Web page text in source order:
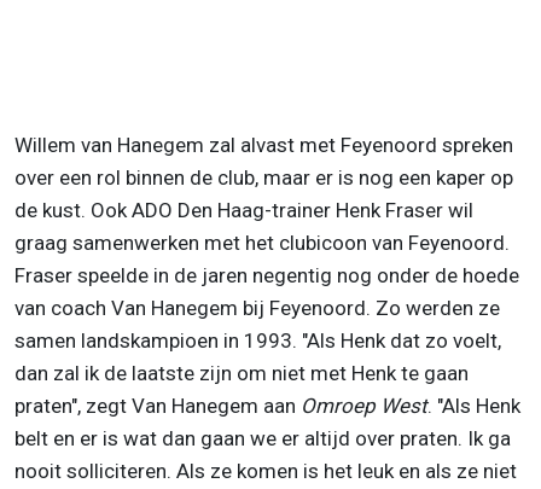
Willem van Hanegem zal alvast met Feyenoord spreken
over een rol binnen de club, maar er is nog een kaper op
de kust. Ook ADO Den Haag-trainer Henk Fraser wil
graag samenwerken met het clubicoon van Feyenoord.
Fraser speelde in de jaren negentig nog onder de hoede
van coach Van Hanegem bij Feyenoord. Zo werden ze
samen landskampioen in 1993. "Als Henk dat zo voelt,
dan zal ik de laatste zijn om niet met Henk te gaan
praten", zegt Van Hanegem aan Omroep West. "Als Henk
belt en er is wat dan gaan we er altijd over praten. Ik ga
nooit solliciteren. Als ze komen is het leuk en als ze niet